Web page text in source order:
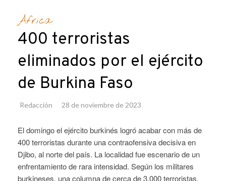
África
400 terroristas
eliminados por el ejército
de Burkina Faso
Redacción 28 de noviembre de 2023
El domingo el ejército burkinés logró acabar con más de
400 terroristas durante una contraofensiva decisiva en
Djibo, al norte del país. La localidad fue escenario de un
enfrentamiento de rara intensidad. Según los militares
burkineses, una columna de cerca de 3.000 terroristas,